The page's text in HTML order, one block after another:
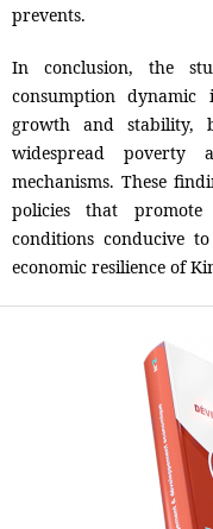
prevents.
In conclusion, the
consumption
growth and stability,
widespread poverty
mechanisms. These
policies that
conditions conducive
economic resilience of